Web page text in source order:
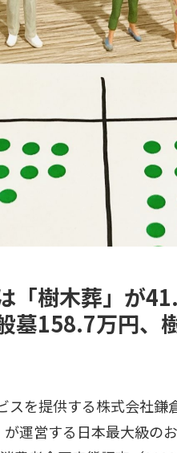
「樹木葬」が
墓158.7万円、
スを提供する株式会社
運営する日本最大級の